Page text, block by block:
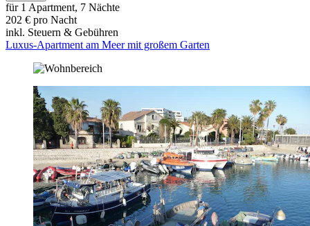
für 1 Apartment, 7 Nächte
202 € pro Nacht
inkl. Steuern & Gebühren
Luxus-Apartment am Meer mit großem Garten